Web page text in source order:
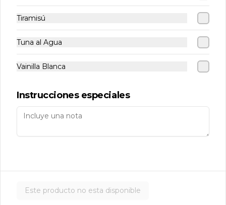
Visítanos
Términos y condiciones
Política de privacidad
Redes sociales
Mi cuenta
Iniciar sesión
Tiramisú
Tuna al Agua
Vainilla Blanca
Instrucciones especiales
Este producto no esta disponible